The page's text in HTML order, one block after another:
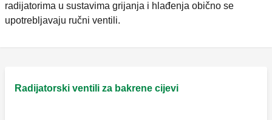
radijatorima u sustavima grijanja i hlađenja obično se
upotrebljavaju ručni ventili.
Radijatorski ventili za bakrene cijevi